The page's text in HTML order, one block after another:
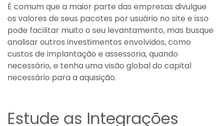
É comum que a maior parte das empresas divulgue
os valores de seus pacotes por usuário no site e isso
pode facilitar muito o seu levantamento, mas busque
analisar outros investimentos envolvidos, como
custos de implantação e assessoria, quando
necessário, e tenha uma visão global do capital
necessário para a aquisição.
Estude as Integrações